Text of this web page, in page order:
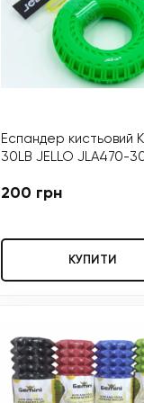
Еспандер кистьовий
30LB JELLO JLA470-
200 грн
КУПИТИ